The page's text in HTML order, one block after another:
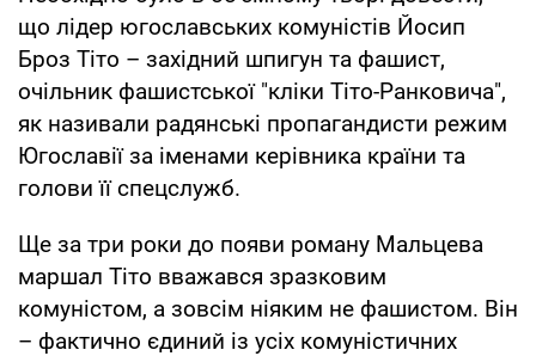
що лідер югославських комуністів Йосип
Броз Тіто – західний шпигун та фашист,
очільник фашистської "кліки Тіто-Ранковича",
як називали радянські пропагандисти режим
Югославії за іменами керівника країни та
голови її спецслужб.
Ще за три роки до появи роману Мальцева
маршал Тіто вважався зразковим
комуністом, а зовсім ніяким не фашистом. Він
– фактично єдиний із усіх комуністичних